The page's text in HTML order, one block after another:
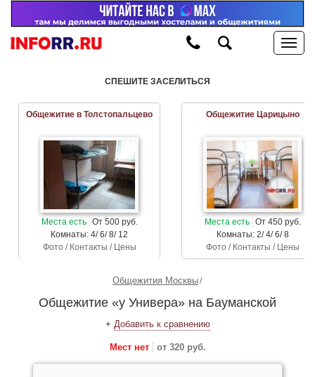
СПЕШИТЕ ЗАСЕЛИТЬСЯ
Общежитие в Толстопальцево
Места есть От 500 руб.
Комнаты: 4/ 6/ 8/ 12
Фото / Контакты / Цены
Общежитие Царицыно
Места есть От 450 руб.
Комнаты: 2/ 4/ 6/ 8
Фото / Контакты / Цены
Общежития Москвы
Общежитие «у Универа» на Бауманской
+ Добавить к сравнению
Мест нет от 320 руб.